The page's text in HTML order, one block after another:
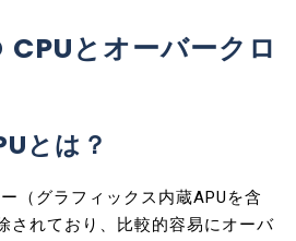
とオーバークロ
とは？
（グラフィックス内蔵APUを含
されており、比較的容易にオーバ